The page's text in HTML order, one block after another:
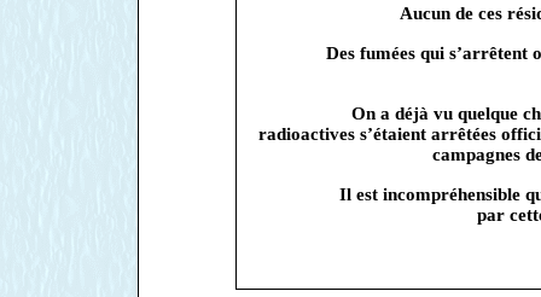
Aucun de ces
Des fumées qui s’arrêtent
On a déjà vu quelque
radioactives s’étaient arrêtées
campagnes
Il est incompréhensible
par